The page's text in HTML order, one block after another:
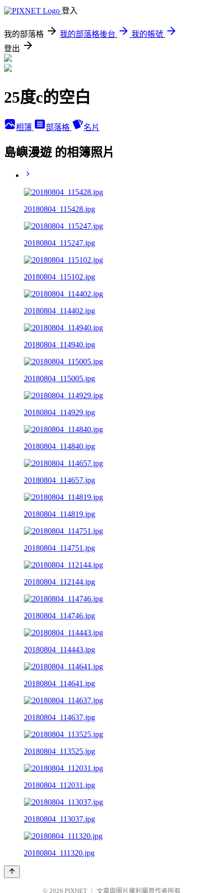
登入
我的部落格 我的部落格後台
我的帳號
登出
25度c的空白
相簿 部落格 名片
島嶼漫遊 的相簿照片
20180804_115428.jpg
20180804_115247.jpg
20180804_115102.jpg
20180804_114402.jpg
20180804_114940.jpg
20180804_115005.jpg
20180804_114929.jpg
20180804_114840.jpg
20180804_114657.jpg
20180804_114819.jpg
20180804_114751.jpg
20180804_112144.jpg
20180804_114746.jpg
20180804_114443.jpg
20180804_114641.jpg
20180804_114637.jpg
20180804_113525.jpg
20180804_112031.jpg
20180804_113037.jpg
20180804_111320.jpg
© 2026 PIXNET 文章與圖片權利屬原作者所有